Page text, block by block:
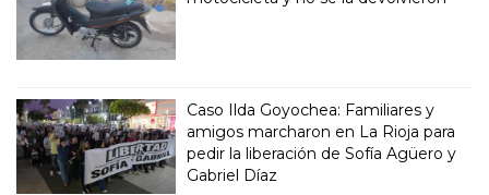
Caso Ilda Goyochea: Familiares y
amigos marcharon en La Rioja para
pedir la liberación de Sofía Agüero y
Gabriel Díaz